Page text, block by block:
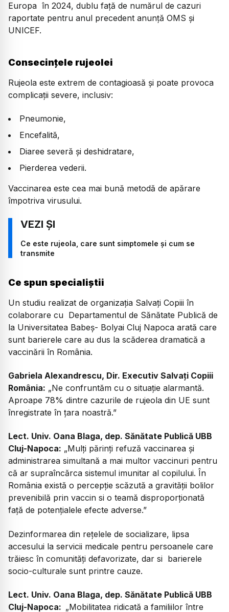
Europa în 2024, dublu față de numărul de cazuri
raportate pentru anul precedent anunță OMS și
UNICEF.
Consecințele rujeolei
Rujeola este extrem de contagioasă și poate provoca
complicații severe, inclusiv:
Pneumonie,
Encefalită,
Diaree severă și deshidratare,
Pierderea vederii.
Vaccinarea este cea mai bună metodă de apărare
împotriva virusului.
Ce este rujeola, care sunt simptomele și cum se
transmite
Ce spun specialiștii
Un studiu realizat de organizația Salvați Copiii în
colaborare cu Departamentul de Sănătate Publică de
la Universitatea Babeș- Bolyai Cluj Napoca arată care
sunt barierele care au dus la scăderea dramatică a
vaccinării în România.
Gabriela Alexandrescu, Dir. Executiv Salvați Copiii
România: „Ne confruntăm cu o situație alarmantă.
Aproape 78% dintre cazurile de rujeola din UE sunt
înregistrate în țara noastră.”
Lect. Univ. Oana Blaga, dep. Sănătate Publică UBB
Cluj-Napoca: „Mulți părinți refuză vaccinarea și
administrarea simultană a mai multor vaccinuri pentru
că ar supraîncărca sistemul imunitar al copilului. În
România există o percepție scăzută a gravității bolilor
prevenibilă prin vaccin si o teamă disproporționată
față de potențialele efecte adverse.”
Dezinformarea din rețelele de socializare, lipsa
accesului la servicii medicale pentru persoanele care
trăiesc în comunități defavorizate, dar si barierele
socio-culturale sunt printre cauze.
Lect. Univ. Oana Blaga, dep. Sănătate Publică UBB
Cluj-Napoca: „Mobilitatea ridicată a familiilor între